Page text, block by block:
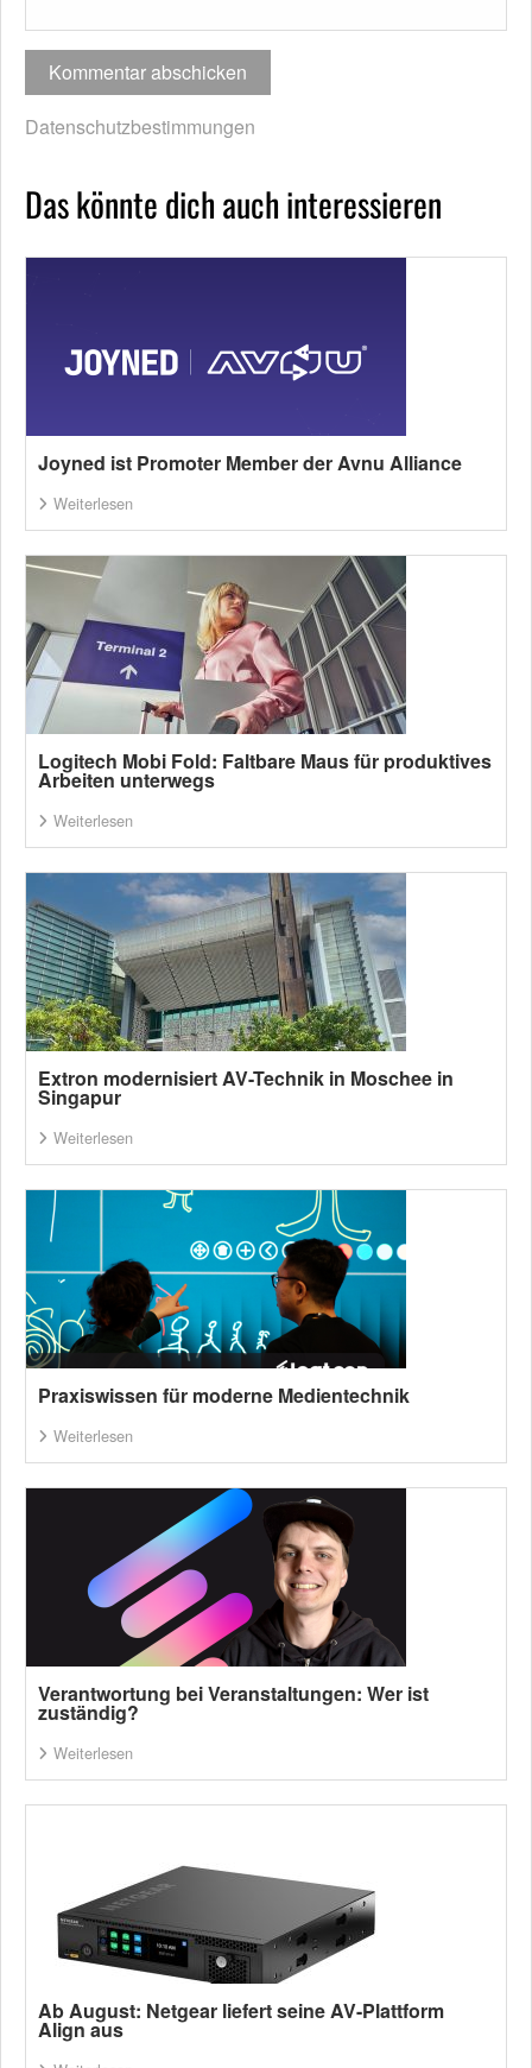
Datenschutzbestimmungen
Das könnte dich auch interessieren
Joyned ist Promoter Member der Avnu Alliance
Weiterlesen
Logitech Mobi Fold: Faltbare Maus für produktives
Arbeiten unterwegs
Weiterlesen
Extron modernisiert AV-Technik in Moschee in
Singapur
Weiterlesen
Praxiswissen für moderne Medientechnik
Weiterlesen
Verantwortung bei Veranstaltungen: Wer ist
zuständig?
Weiterlesen
Ab August: Netgear liefert seine AV-Plattform
Align aus